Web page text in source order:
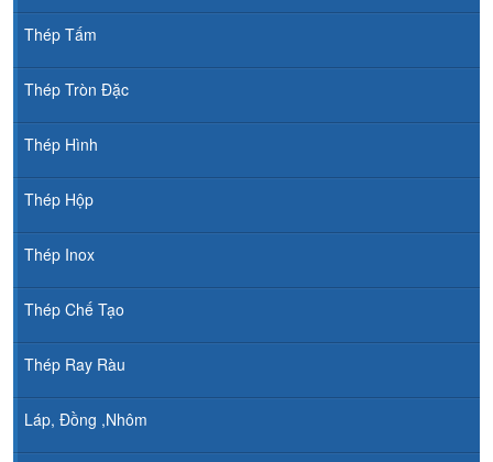
Thép Tấm
Thép Tròn Đặc
Thép Hình
Thép Hộp
Thép Inox
Thép Chế Tạo
Thép Ray Ràu
Láp, Đồng ,Nhôm